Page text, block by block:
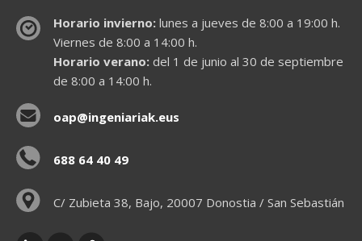
Horario invierno:lunes a jueves de 8:00 a 19:00 h.
Viernes de 8:00 a 14:00 h.
Horario verano:del 1 de junio al 30 de septiembre
de 8:00 a 14:00 h.
oap@ingeniariak.eus
688 64 40 49
C/ Zubieta 38, Bajo, 20007 Donostia / San Sebastián